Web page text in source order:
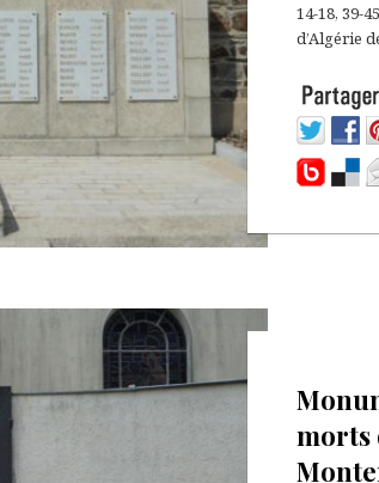
14-18, 39-
d’Algérie
morts